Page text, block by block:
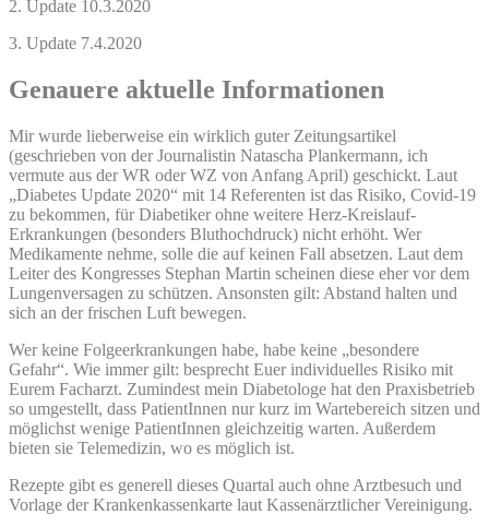
2. Update 10.3.2020
3. Update 7.4.2020
Genauere aktuelle Informationen
Mir wurde lieberweise ein wirklich guter Zeitungsartikel
(geschrieben von der Journalistin Natascha Plankermann, ich
vermute aus der WR oder WZ von Anfang April) geschickt. Laut
„Diabetes Update 2020“ mit 14 Referenten ist das Risiko, Covid-19
zu bekommen, für Diabetiker ohne weitere Herz-Kreislauf-
Erkrankungen (besonders Bluthochdruck) nicht erhöht. Wer
Medikamente nehme, solle die auf keinen Fall absetzen. Laut dem
Leiter des Kongresses Stephan Martin scheinen diese eher vor dem
Lungenversagen zu schützen. Ansonsten gilt: Abstand halten und
sich an der frischen Luft bewegen.
Wer keine Folgeerkrankungen habe, habe keine „besondere
Gefahr“. Wie immer gilt: besprecht Euer individuelles Risiko mit
Eurem Facharzt. Zumindest mein Diabetologe hat den Praxisbetrieb
so umgestellt, dass PatientInnen nur kurz im Wartebereich sitzen und
möglichst wenige PatientInnen gleichzeitig warten. Außerdem
bieten sie Telemedizin, wo es möglich ist.
Rezepte gibt es generell dieses Quartal auch ohne Arztbesuch und
Vorlage der Krankenkassenkarte laut Kassenärztlicher Vereinigung.